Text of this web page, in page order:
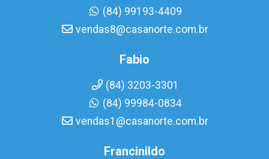
(84) 99193-4409
vendas8@casanorte.com.br
Fabio
(84) 3203-3301
(84) 99984-0834
vendas1@casanorte.com.br
Francinildo